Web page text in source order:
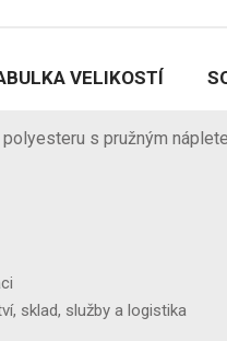
VELIKOSTÍ
s pružným
sklad, služby a logistika